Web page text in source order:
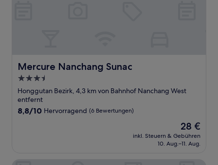
Mercure Nanchang Sunac
Mercure Nanchang Sunac
3.5-
Sterne-
Unterkunft
Honggutan Bezirk, 4,3 km von Bahnhof Nanchang West
entfernt
8.8
8,8/10 Hervorragend (6 Bewertungen)
Der
Preis
beträgt
28 €
inkl. Steuern & Gebühren
10. Aug.–11. Aug.